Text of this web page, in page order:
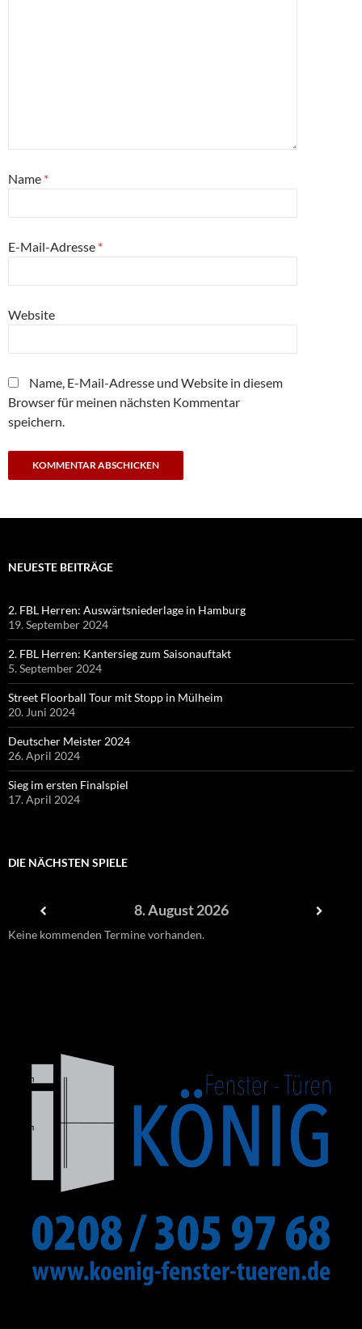
Name *
E-Mail-Adresse *
Website
Name, E-Mail-Adresse und Website in diesem
Browser für meinen nächsten Kommentar
speichern.
NEUESTE BEITRÄGE
2. FBL Herren: Auswärtsniederlage in Hamburg
19. September 2024
2. FBL Herren: Kantersieg zum Saisonauftakt
5. September 2024
Street Floorball Tour mit Stopp in Mülheim
20. Juni 2024
Deutscher Meister 2024
26. April 2024
Sieg im ersten Finalspiel
17. April 2024
DIE NÄCHSTEN SPIELE
8. August 2026
Keine kommenden Termine vorhanden.